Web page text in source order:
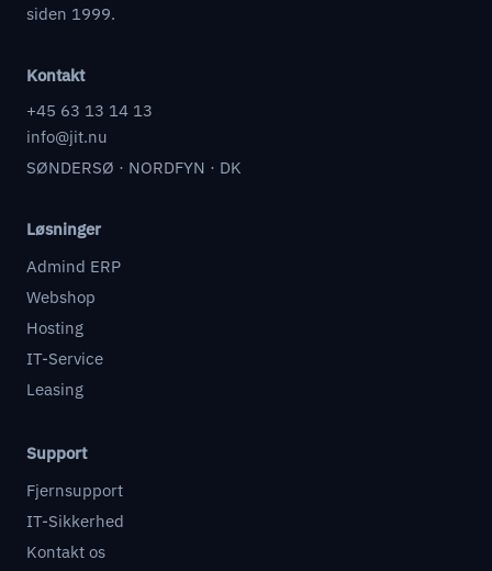
siden 1999.
Kontakt
+45 63 13 14 13
info@jit.nu
SØNDERSØ · NORDFYN · DK
Løsninger
Admind ERP
Webshop
Hosting
IT-Service
Leasing
Support
Fjernsupport
IT-Sikkerhed
Kontakt os